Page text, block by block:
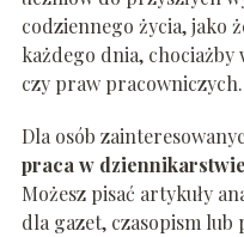
codziennego życia, jako
każdego dnia,
czy praw pracowniczych.
Dla osób
praca w dziennikarstwie
Możesz pisać artykuły
dla gazet, czasopism